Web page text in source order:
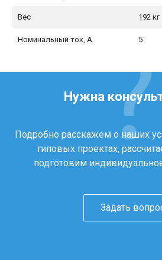
Вес 192 кг
Номинальный ток, А 5
Нужна
Подробно расскажем о наших
типовых проектах,
подготовим
Задать